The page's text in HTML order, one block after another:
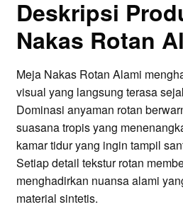
Deskripsi
Nakas Rotan
Meja Nakas Rotan Alami
visual yang langsung terasa
Dominasi anyaman rotan
suasana tropis yang
kamar tidur yang ingin tampil
Setiap detail tekstur rotan
menghadirkan nuansa alami
material sintetis.